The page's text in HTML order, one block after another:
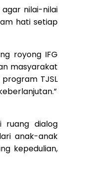
agar nilai-nilai
hati setiap
royong IFG
masyarakat
TJSL
ruang dialog
anak-anak
kepedulian,